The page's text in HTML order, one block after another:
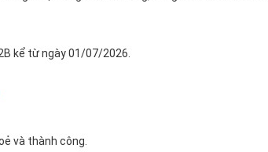
kể từ ngày 01/07/2026.
và thành công.